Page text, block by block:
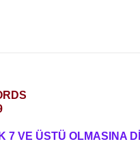
7 VE ÜSTÜ OLMASINA